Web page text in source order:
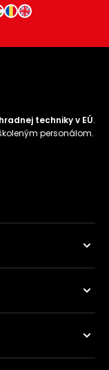
techniky v EÚ.
personálom.